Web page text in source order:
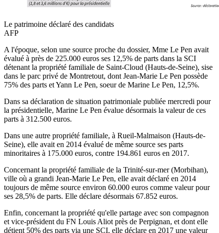
Le patrimoine déclaré des candidats
AFP
A l'époque, selon une source proche du dossier, Mme Le Pen avait
évalué à près de 225.000 euros ses 12,5% de parts dans la SCI
détenant la propriété familiale de Saint-Cloud (Hauts-de-Seine), sise
dans le parc privé de Montretout, dont Jean-Marie Le Pen possède
75% des parts et Yann Le Pen, soeur de Marine Le Pen, 12,5%.
Dans sa déclaration de situation patrimoniale publiée mercredi pour
la présidentielle, Marine Le Pen évalue désormais la valeur de ces
parts à 312.500 euros.
Dans une autre propriété familiale, à Rueil-Malmaison (Hauts-de-
Seine), elle avait en 2014 évalué de même source ses parts
minoritaires à 175.000 euros, contre 194.861 euros en 2017.
Concernant la propriété familiale de la Trinité-sur-mer (Morbihan),
ville où a grandi Jean-Marie Le Pen, elle avait déclaré en 2014
toujours de même source environ 60.000 euros comme valeur pour
ses 28,5% de parts. Elle déclare désormais 67.852 euros.
Enfin, concernant la propriété qu'elle partage avec son compagnon
et vice-président du FN Louis Aliot près de Perpignan, et dont elle
détient 50% des parts via une SCI, elle déclare en 2017 une valeur